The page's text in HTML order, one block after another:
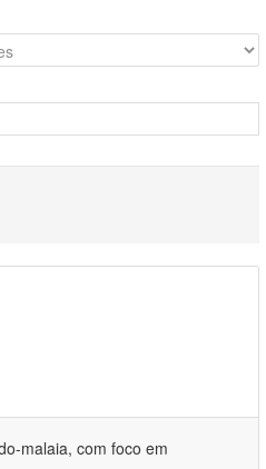
malaia, com foco em